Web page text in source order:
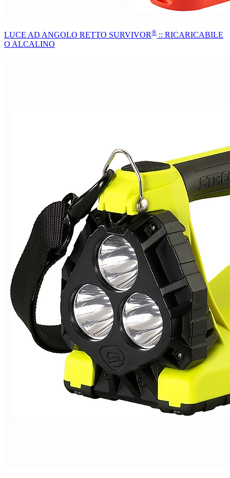
LUCE AD ANGOLO RETTO SURVIVOR® :: RICARICABILE
O ALCALINO